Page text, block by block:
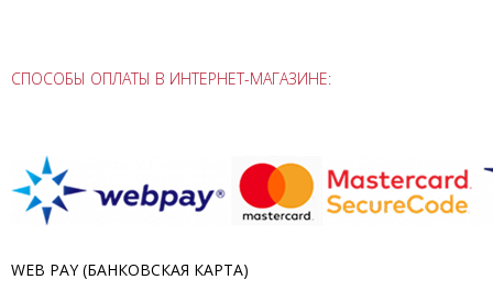
СПОСОБЫ ОПЛАТЫ В ИНТЕРНЕТ-МАГАЗИНЕ:
WEB PAY (БАНКОВСКАЯ КАРТА)